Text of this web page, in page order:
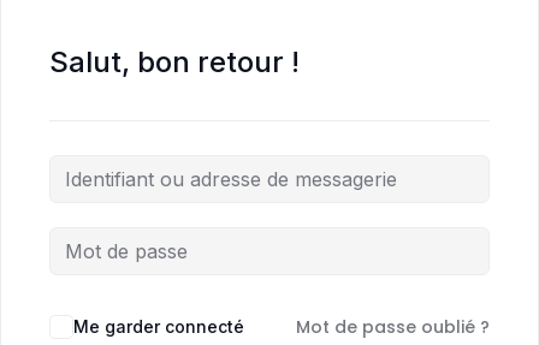
Salut, bon retour !
Me garder connecté Mot de passe oublié ?